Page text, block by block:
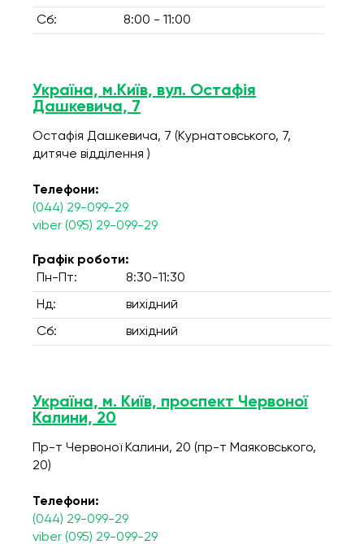
Сб: 8:00 - 11:00
Україна, м.Київ, вул. Остафія
Дашкевича, 7
Остафія Дашкевича, 7 (Курнатовського, 7,
дитяче відділення )
Телефони:
(044) 29-099-29
viber (095) 29-099-29
Графік роботи:
Пн-Пт:
8:30-11:30
Нд: вихідний
Сб: вихідний
Україна, м. Київ, проспект Червоної
Калини, 20
Пр-т Червоної Калини, 20 (пр-т Маяковського,
20)
Телефони:
(044) 29-099-29
viber (095) 29-099-29